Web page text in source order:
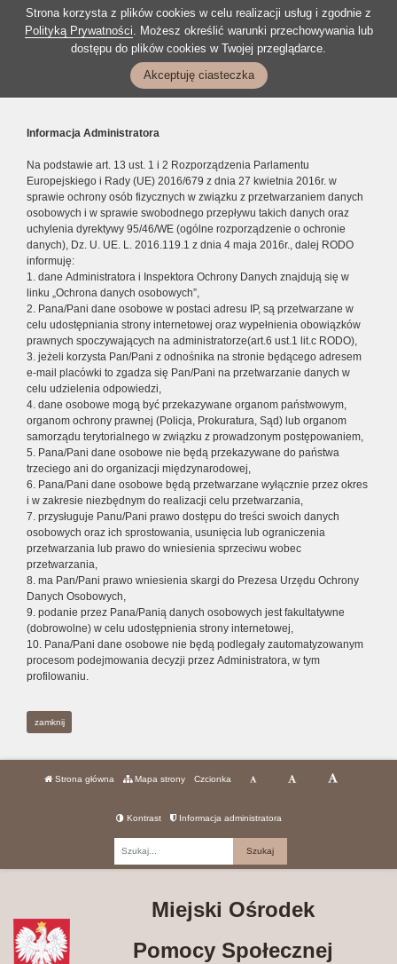
Strona korzysta z plików cookies w celu realizacji usług i zgodnie z
Polityką Prywatności. Możesz określić warunki przechowywania lub
dostępu do plików cookies w Twojej przeglądarce.
Akceptuję ciasteczka
Informacja Administratora
Na podstawie art. 13 ust. 1 i 2 Rozporządzenia Parlamentu
Europejskiego i Rady (UE) 2016/679 z dnia 27 kwietnia 2016r. w
sprawie ochrony osób fizycznych w związku z przetwarzaniem danych
osobowych i w sprawie swobodnego przepływu takich danych oraz
uchylenia dyrektywy 95/46/WE (ogólne rozporządzenie o ochronie
danych), Dz. U. UE. L. 2016.119.1 z dnia 4 maja 2016r., dalej RODO
informuję:
1. dane Administratora i Inspektora Ochrony Danych znajdują się w
linku „Ochrona danych osobowych”,
2. Pana/Pani dane osobowe w postaci adresu IP, są przetwarzane w
celu udostępniania strony internetowej oraz wypełnienia obowiązków
prawnych spoczywających na administratorze(art.6 ust.1 lit.c RODO),
3. jeżeli korzysta Pan/Pani z odnośnika na stronie będącego adresem
e-mail placówki to zgadza się Pan/Pani na przetwarzanie danych w
celu udzielenia odpowiedzi,
4. dane osobowe mogą być przekazywane organom państwowym,
organom ochrony prawnej (Policja, Prokuratura, Sąd) lub organom
samorządu terytorialnego w związku z prowadzonym postępowaniem,
5. Pana/Pani dane osobowe nie będą przekazywane do państwa
trzeciego ani do organizacji międzynarodowej,
6. Pana/Pani dane osobowe będą przetwarzane wyłącznie przez okres
i w zakresie niezbędnym do realizacji celu przetwarzania,
7. przysługuje Panu/Pani prawo dostępu do treści swoich danych
osobowych oraz ich sprostowania, usunięcia lub ograniczenia
przetwarzania lub prawo do wniesienia sprzeciwu wobec
przetwarzania,
8. ma Pan/Pani prawo wniesienia skargi do Prezesa Urzędu Ochrony
Danych Osobowych,
9. podanie przez Pana/Panią danych osobowych jest fakultatywne
(dobrowolne) w celu udostępnienia strony internetowej,
10. Pana/Pani dane osobowe nie będą podlegały zautomatyzowanym
procesom podejmowania decyzji przez Administratora, w tym
profilowaniu.
zamknij
Strona główna Mapa strony Czcionka
Kontrast Informacja administratora
Miejski Ośrodek
Pomocy Społecznej